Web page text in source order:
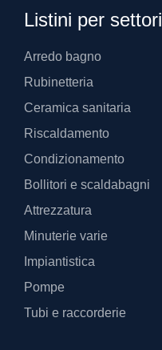
Listini per settori
Arredo bagno
Rubinetteria
Ceramica sanitaria
Riscaldamento
Condizionamento
Bollitori e scaldabagni
Attrezzatura
Minuterie varie
Impiantistica
Pompe
Tubi e raccorderie